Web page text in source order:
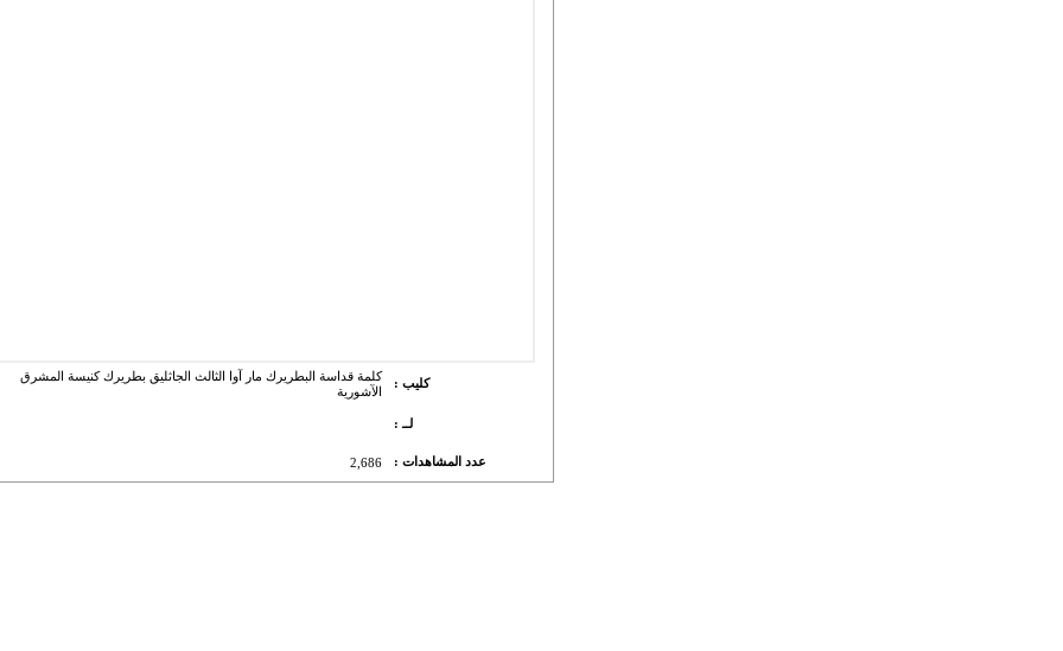
كلمة قداسة البطريرك مار آوا الثالث الجاثليق بطريرك كنيسة المشرق
الآشورية
كليب :
لــ :
2,686 عدد المشاهدات :